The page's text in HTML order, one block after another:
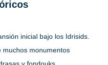
inicial bajo los Idrisids.
muchos monumentos